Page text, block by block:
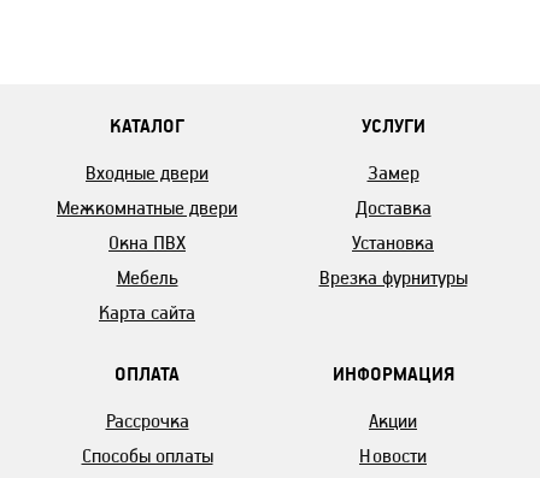
КАТАЛОГ
Входные двери
Межкомнатные двери
Окна ПВХ
Мебель
Карта сайта
УСЛУГИ
Замер
Доставка
Установка
Врезка фурнитуры
ОПЛАТА
Рассрочка
Способы оплаты
ИНФОРМАЦИЯ
Акции
Новости